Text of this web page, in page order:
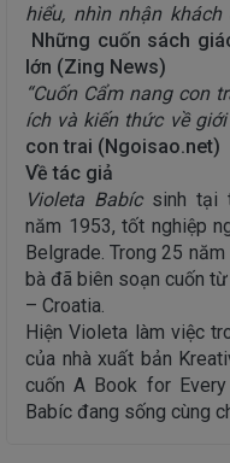
hiểu, nhìn nhận
Những cuốn sách
lớn (Zing News)
“Cuốn Cẩm nang con
ích và kiến thức về
con trai (Ngoisao.net)
Về tác giả
Violeta Babícsinh tại
năm 1953, tốt nghiệp
Belgrade. Trong 25
bà đã biên soạn cuốn
– Croatia.
Hiện Violeta làm việc
của nhà xuất bản
cuốn A Book for
Babíc đang sống cùng